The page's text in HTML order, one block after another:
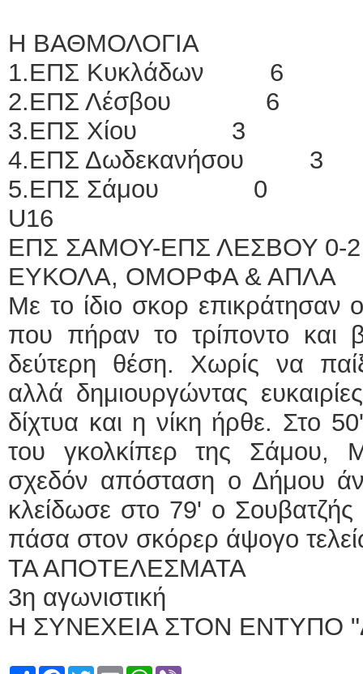
Η ΒΑΘΜΟΛΟΓΙΑ
1.EΠΣ Κυκλάδων 6
2.ΕΠΣ Λέσβου 6
3.ΕΠΣ Χίου 3
4.ΕΠΣ Δωδεκανήσου 3
5.ΕΠΣ Σάμου 0
U16
ΕΠΣ ΣΑΜΟΥ-ΕΠΣ ΛΕΣΒΟΥ 0-2
ΕΥΚΟΛΑ, ΟΜΟΡΦΑ & ΑΠΛΑ
Με το ίδιο σκορ επικράτησαν
που πήραν το τρίποντο και
δεύτερη θέση. Χωρίς να
αλλά δημιουργώντας
δίχτυα και η νίκη ήρθε. Στο
του γκολκίπερ της Σάμου,
σχεδόν απόσταση ο Δήμου
κλείδωσε στο 79' ο
πάσα στον σκόρερ άψογο
ΤΑ ΑΠΟΤΕΛΕΣΜΑΤΑ
3η αγωνιστική
Η ΣΥΝΕΧΕΙΑ ΣΤΟΝ ΕΝΤΥΠΟ